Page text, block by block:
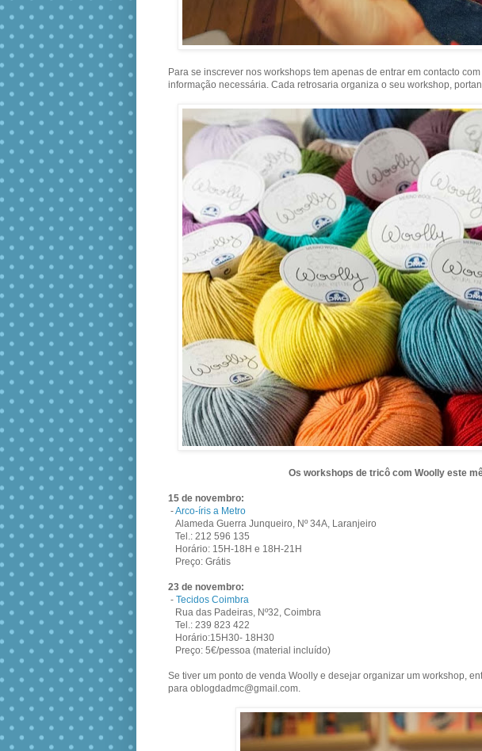
Para se inscrever nos workshops tem apenas de entrar em contacto
informação necessária. Cada retrosaria organiza o seu workshop,
Os workshops de tricô com Woolly este
15 de novembro:
-Arco-íris a Metro
Alameda Guerra Junqueiro, Nº 34A, Laranjeiro
Tel.: 212 596 135
Horário: 15H-18H e 18H-21H
Preço: Grátis
23 de novembro:
- Tecidos Coimbra
Rua das Padeiras, Nº32, Coimbra
Tel.: 239 823 422
Horário:15H30- 18H30
Preço: 5€/pessoa (material incluído)
Se tiver um ponto de venda Woolly e desejar organizar um workshop,
para oblogdadmc@gmail.com.